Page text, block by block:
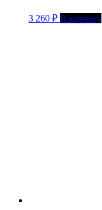
3 260 ₽ В корзину